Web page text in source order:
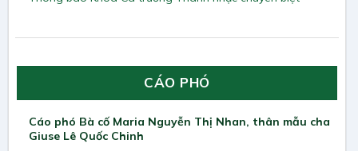
CÁO PHÓ
Cáo phó Bà cố Maria Nguyễn Thị Nhan, thân mẫu cha
Giuse Lê Quốc Chinh